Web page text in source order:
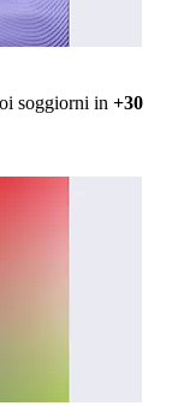
soggiorni in +30